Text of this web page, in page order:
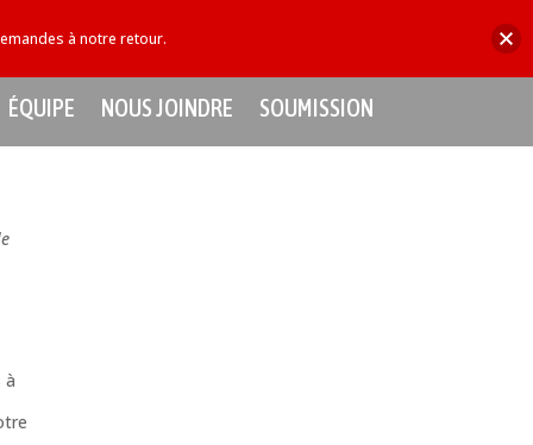
ÉQUIPE NOUS JOINDRE SOUMISSION
à
à notre retour.